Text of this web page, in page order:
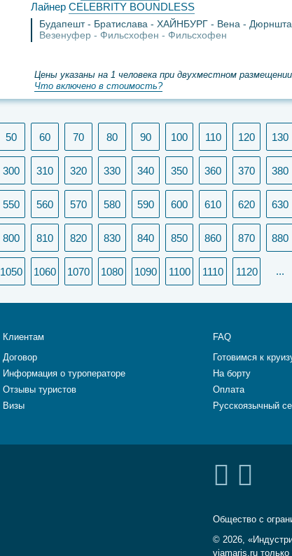
Лайнер CELEBRITY BOUNDLESS
Будапешт Братислава ХАЙНБУРГ Вена
Везенуфер
Фильсхофен Фильсхофен
Цены указаны на 1 человека при двухместном размещении
Что включено в стоимость?
50 60 70 80 90 100 110 120 130
300 310 320 330 340 350 360 370 380
550 560 570 580 590 600 610 620 630
800 810 820 830 840 850 860 870 880
1050 1060 1070 1080 1090 1100 1110 1120 ...
Клиентам
Договор
Информация о туроператоре
Отзывы туристов
Визы
FAQ
Готовимся к
На борту
Оплата
Русскоязычный
Общество с
© 2026,
viamaris.ru